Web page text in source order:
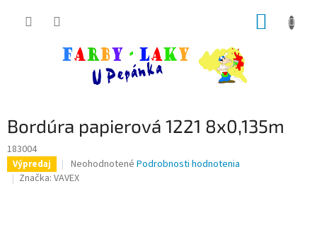
Bordúra papierová 1221 8x0,135m
183004
Výpredaj
Priemerné
hodnotenie
Neohodnotené Podrobnosti hodnotenia
Značka: VAVEX